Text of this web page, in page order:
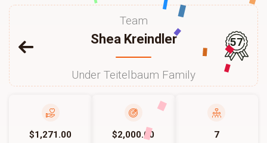
Team
Shea Kreindler
Under Teitelbaum Family
57
$1,271.00 $2,000.00 7